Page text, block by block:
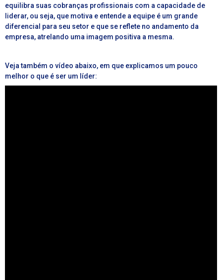
equilibra suas cobranças profissionais com a capacidade de
liderar, ou seja, que motiva e entende a equipe é um grande
diferencial para seu setor e que se reflete no andamento da
empresa, atrelando uma imagem positiva a mesma.
Veja também o vídeo abaixo, em que explicamos um pouco
melhor o que é ser um líder: